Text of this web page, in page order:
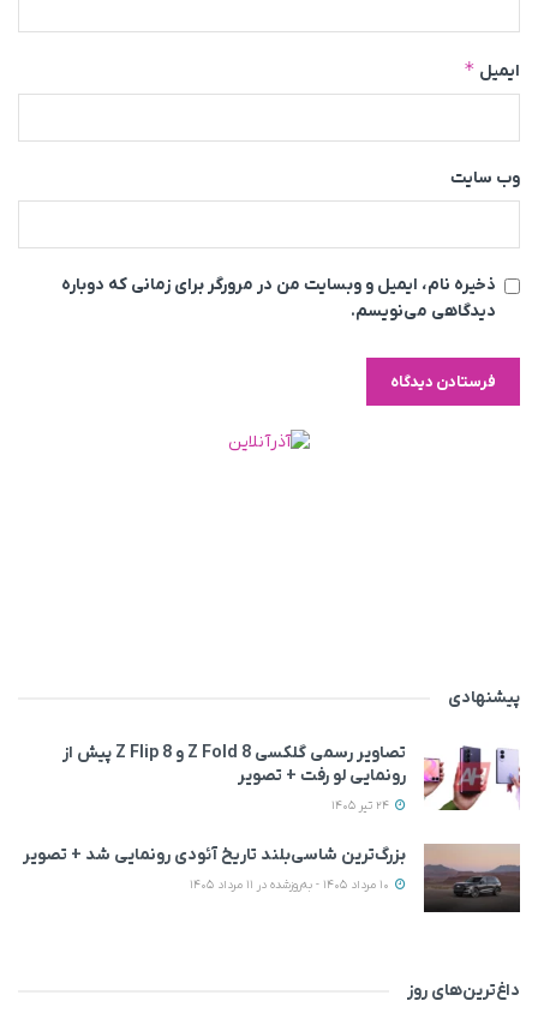
ایمیل *
وب‌ سایت
ذخیره نام، ایمیل و وبسایت من در مرورگر برای زمانی که دوباره
دیدگاهی می‌نویسم.
پیشنهادی
تصاویر رسمی گلکسی Z Fold 8 و Z Flip 8 پیش از
رونمایی لو رفت + تصویر
بزرگ‌ترین شاسی‌بلند تاریخ آئودی رونمایی شد + تصویر
داغ‌ترین‌های روز